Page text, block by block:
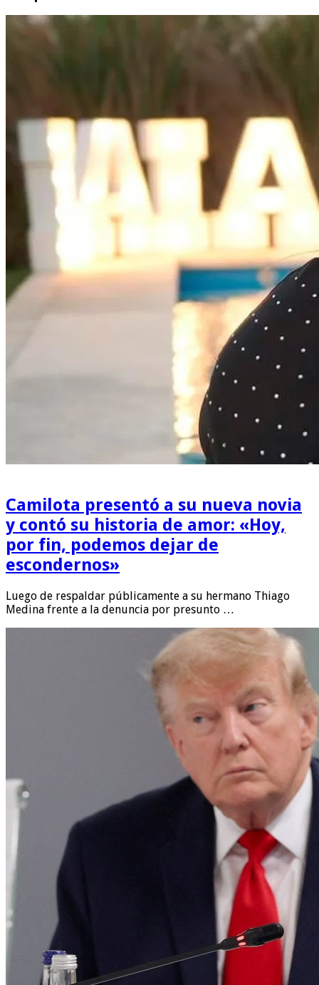
Camilota presentó a su nueva novia
y contó su historia de amor: «Hoy,
por fin, podemos dejar de
escondernos»
Luego de respaldar públicamente a su hermano Thiago
Medina frente a la denuncia por presunto …